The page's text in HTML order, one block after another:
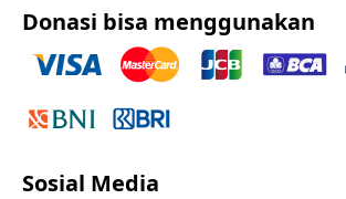
Donasi bisa menggunakan
Sosial Media